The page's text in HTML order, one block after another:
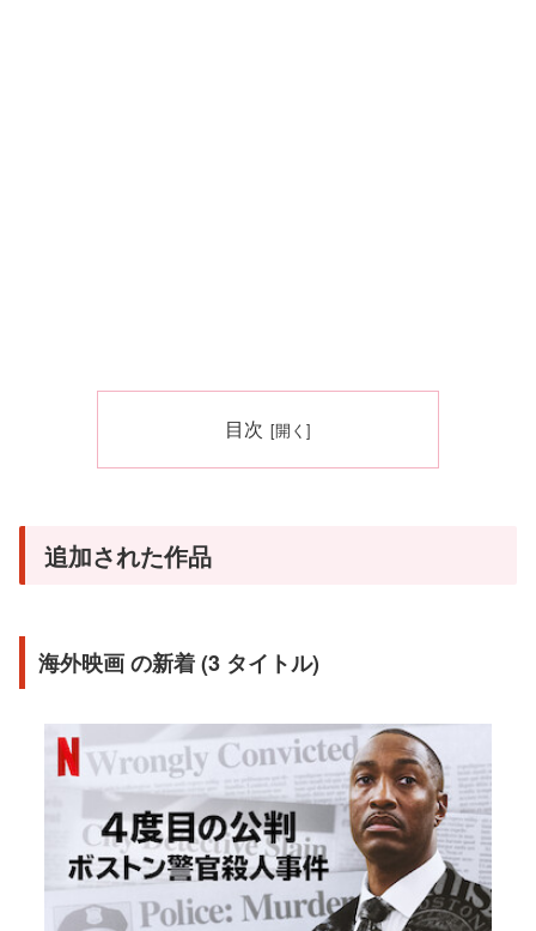
目次
追加された作品
海外映画 の新着 (3 タイトル)